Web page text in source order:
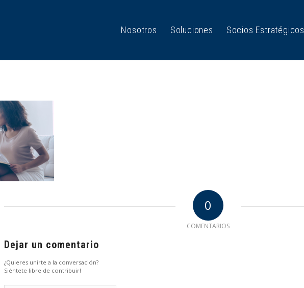
Nosotros Soluciones Socios Estratégicos
0
COMENTARIOS
Dejar un comentario
¿Quieres unirte a la conversación?
Siéntete libre de contribuir!